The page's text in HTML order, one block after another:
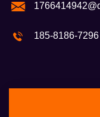
185-8186-7296